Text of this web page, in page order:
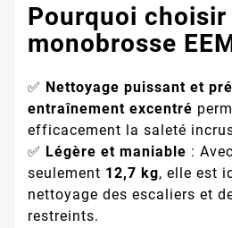
Pourquoi choisir
monobrosse
✅ Nettoyage puissant et
entraînement excentré
efficacement la saleté
✅ Légère et maniable :
seulement 12,7 kg, elle est
nettoyage des escaliers et
restreints.